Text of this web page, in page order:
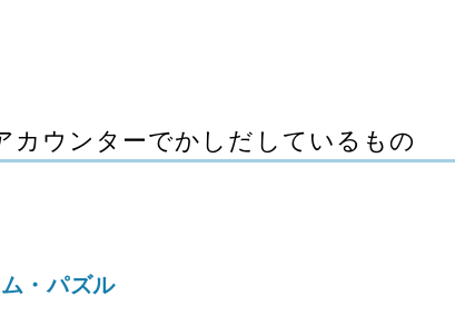
カウンターでかしだしているもの
・パズル